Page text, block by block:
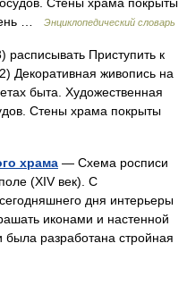
…
Энциклопедический словарь
Приступить к
Декоративная живопись на
быта. Художественная
Стены храма покрыты
храма — Схема росписи
(XIV век). С
дня интерьеры
иконами и настенной
была разработана стройная